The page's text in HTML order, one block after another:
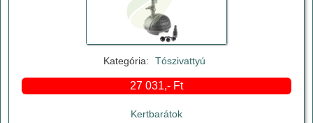
Kategória: Tószivattyú
27 031,- Ft
Kertbarátok